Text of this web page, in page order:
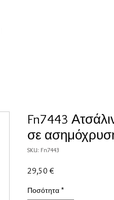
Fn7443
σε
SKU: Fn7443
29,50 €
Ποσότητα *